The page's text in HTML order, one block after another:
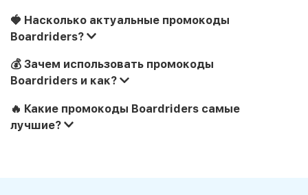
🍓 Насколько актуальные промокоды
Boardriders?
💰 Зачем использовать промокоды
Boardriders и как?
🔥 Какие промокоды Boardriders самые
лучшие?